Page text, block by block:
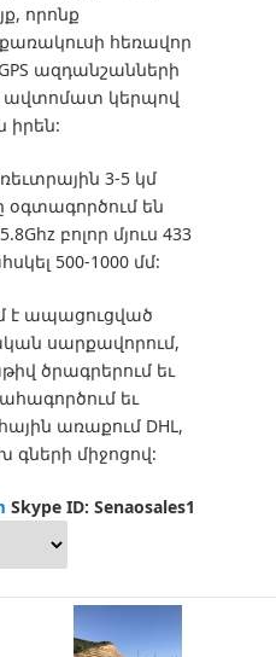
որոնք
հեռավոր
ազդանշանների
ավտոմատ կերպով
իրեն:
3-5 կմ
են
բոլոր մյուս 433
500-1000 մմ:
է ապացուցված
սարքավորում,
ծրագրերում եւ
եւ
առաքում DHL,
միջոցով:
Skype ID: Senaosales1